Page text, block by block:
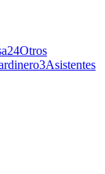
24Otros
3Asistentes